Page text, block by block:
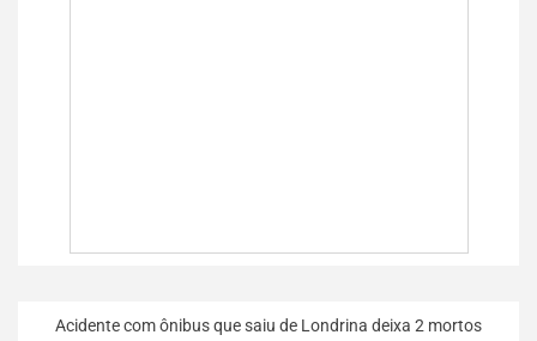
Acidente com ônibus que saiu de Londrina deixa 2 mortos